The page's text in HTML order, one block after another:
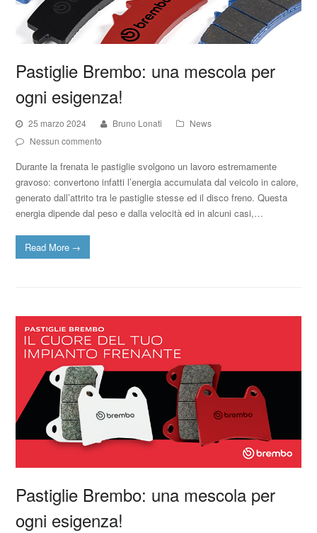
Pastiglie Brembo: una mescola per
ogni esigenza!
25 marzo 2024 Bruno Lonati
News
Nessun commento
Durante la frenata le pastiglie svolgono un lavoro estremamente
gravoso: convertono infatti l’energia accumulata dal veicolo in calore,
generato dall’attrito tra le pastiglie stesse ed il disco freno. Questa
energia dipende dal peso e dalla velocità ed in alcuni casi,…
Read More →
Pastiglie Brembo: una mescola per
ogni esigenza!